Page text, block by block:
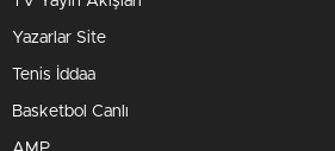
Yazarlar Site
Tenis İddaa
Basketbol Canlı